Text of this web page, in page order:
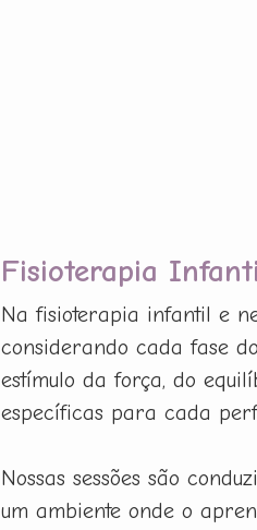
Fisioterapia
Na fisioterapia infantil e
considerando cada fase
estímulo da força, do
específicas para cada
Nossas sessões são
um ambiente onde o